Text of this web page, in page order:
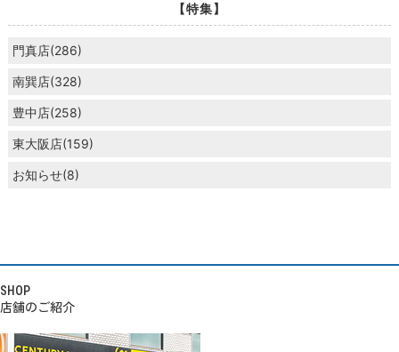
【特集】
門真店(286)
南巽店(328)
豊中店(258)
東大阪店(159)
お知らせ(8)
SHOP
店舗のご紹介